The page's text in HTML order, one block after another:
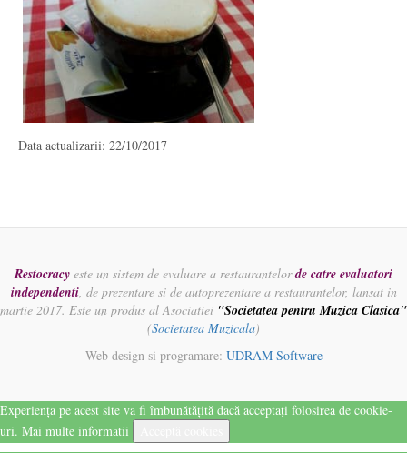
Data actualizarii: 22/10/2017
Restocracy este un sistem de evaluare a restaurantelorde catre evaluatori
independenti, de prezentare si de autoprezentare a restaurantelor, lansat in
martie 2017. Este un produs al Asociatiei "Societatea pentru Muzica Clasica"
(Societatea Muzicala)
Web design si programare: UDRAM Software
Experiența pe acest site va fi îmbunătățită dacă acceptați folosirea de cookie-
uri. Mai multe informatii